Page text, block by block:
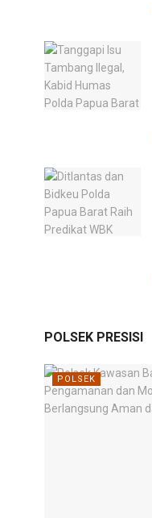
POLSEK PRESISI
POLSEK